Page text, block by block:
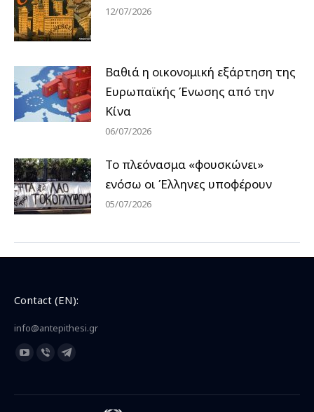
12/07/2026
Βαθιά η οικονομική εξάρτηση της
Ευρωπαϊκής Ένωσης από την
Κίνα
06/07/2026
Το πλεόνασμα «φουσκώνει»
ενόσω οι Έλληνες υποφέρουν
05/07/2026
Contact (EN):
info@antepithesi.gr
Find us on:
YouTube
opens
Viber
opens
Telegram
opens